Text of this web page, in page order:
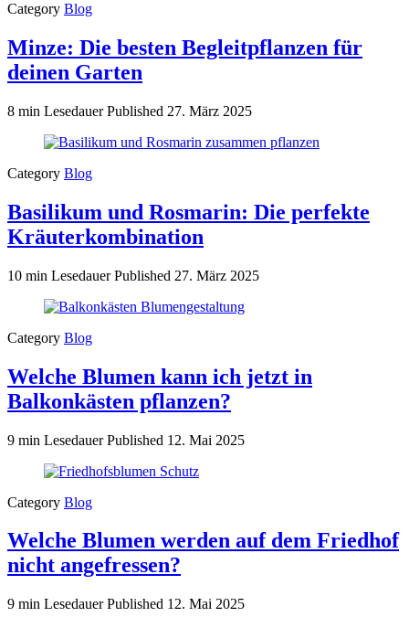
Category Blog
Minze: Die besten Begleitpflanzen für
deinen Garten
8 min LesedauerPublished 27. März 2025
Category Blog
Basilikum und Rosmarin: Die perfekte
Kräuterkombination
10 min LesedauerPublished 27. März 2025
Category Blog
Welche Blumen kann ich jetzt in
Balkonkästen pflanzen?
9 min LesedauerPublished 12. Mai 2025
Category Blog
Welche Blumen werden auf dem Friedhof
nicht angefressen?
9 min LesedauerPublished 12. Mai 2025